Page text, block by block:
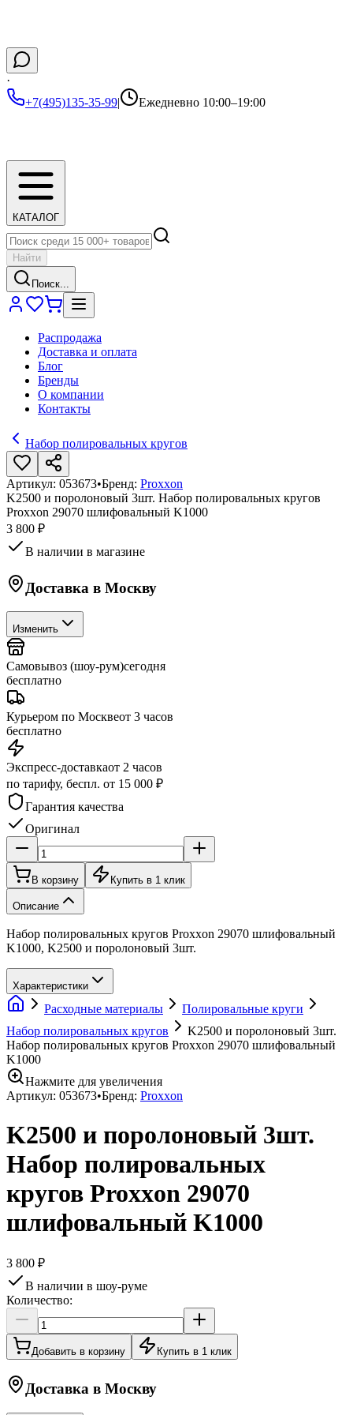
·
+7(495)135-35-99| Ежедневно 10:00–19:00
КАТАЛОГ
Найти
Поиск...
Распродажа
Доставка и оплата
Блог
Бренды
О компании
Контакты
Набор полировальных кругов
Артикул: 053673•Бренд: Proxxon
K2500 и поролоновый 3шт. Набор полировальных кругов
Proxxon 29070 шлифовальный K1000
3 800 ₽
В наличии в магазине
Доставка в Москву
Изменить
Самовывоз (шоу-рум)сегодня
бесплатно
Курьером по Москвеот 3 часов
бесплатно
Экспресс-доставкаот 2 часов
по тарифу, беспл. от 15 000 ₽
Гарантия качества
Оригинал
В корзину Купить в 1 клик
Описание
Набор полировальных кругов Proxxon 29070 шлифовальный
K1000, K2500 и поролоновый 3шт.
Характеристики
Расходные материалы
Полировальные круги
Набор полировальных кругов
K2500 и поролоновый 3шт.
Набор полировальных кругов Proxxon 29070 шлифовальный
K1000
Нажмите для увеличения
Артикул: 053673•Бренд: Proxxon
K2500 и поролоновый 3шт.
Набор полировальных
кругов Proxxon 29070
шлифовальный K1000
3 800 ₽
В наличии в шоу-руме
Количество:
Добавить в корзину Купить в 1 клик
Доставка в Москву